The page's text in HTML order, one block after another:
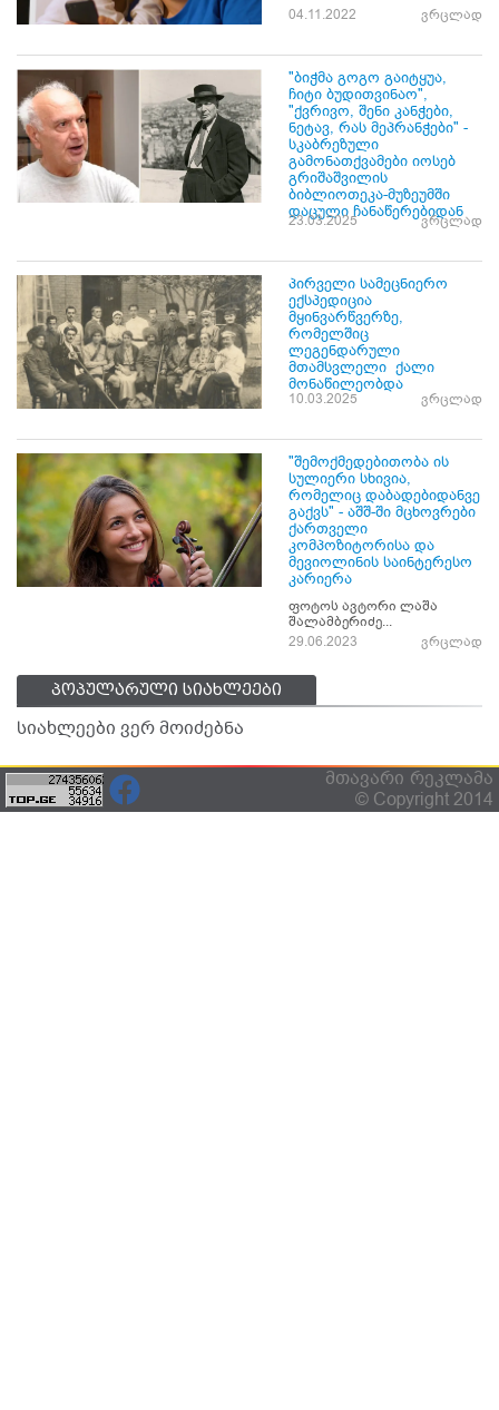
04.11.2022 ვრცლად
"ბიჭმა გოგო გაიტყუა,
ჩიტი ბუდითვინაო",
"ქვრივო, შენი კანჭები,
ნეტავ, რას მეპრანჭები" -
სკაბრეზული
გამონათქვამები იოსებ
გრიშაშვილის
ბიბლიოთეკა-მუზეუმში
დაცული ჩანაწერებიდან
23.03.2025 ვრცლად
პირველი სამეცნიერო
ექსპედიცია
მყინვარწვერზე,
რომელშიც
ლეგენდარული
მთამსვლელი ქალი
მონაწილეობდა
10.03.2025 ვრცლად
"შემოქმედებითობა ის
სულიერი სხივია,
რომელიც დაბადებიდანვე
გაქვს" - აშშ-ში მცხოვრები
ქართველი
კომპოზიტორისა და
მევიოლინის საინტერესო
კარიერა
ფოტოს ავტორი ლაშა
შალამბერიძე...
29.06.2023
ვრცლად
პოპულარული სიახლეები
სიახლეები ვერ მოიძებნა
მთავარი რეკლამა
© Copyright 2014